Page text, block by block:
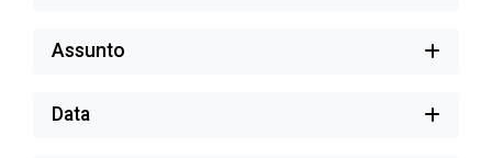
Assunto
Data